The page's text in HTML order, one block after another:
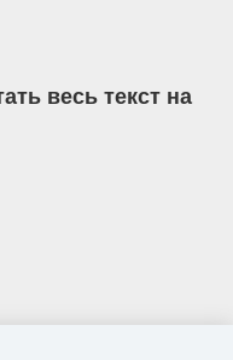
весь текст на